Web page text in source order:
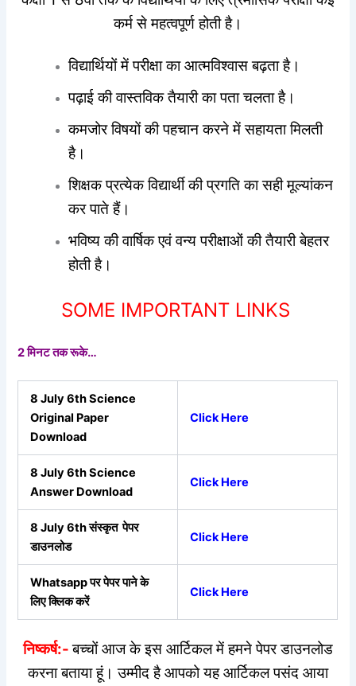
कर्म से महत्वपूर्ण होती है।
विद्यार्थियों में परीक्षा का आत्मविश्वास बढ़ता है।
पढ़ाई की वास्तविक तैयारी का पता चलता है।
कमजोर विषयों की पहचान करने में सहायता मिलती
है।
शिक्षक प्रत्येक विद्यार्थी की प्रगति का सही मूल्यांकन
कर पाते हैं।
भविष्य की वार्षिक एवं वन्य परीक्षाओं की तैयारी बेहतर
होती है।
SOME IMPORTANT LINKS
2 मिनट तक रूके…
8 July 6th Science
Original Paper
Download
Click Here
8 July 6th Science
Answer Download
Click Here
8 July 6th संस्कृत पेपर
डाउनलोड
Click Here
Whatsapp पर पेपर पाने के
लिए क्लिक करें
Click Here
निष्कर्ष:- बच्चों आज के इस आर्टिकल में हमने पेपर डाउनलोड
करना बताया हूं। उम्मीद है आपको यह आर्टिकल पसंद आया